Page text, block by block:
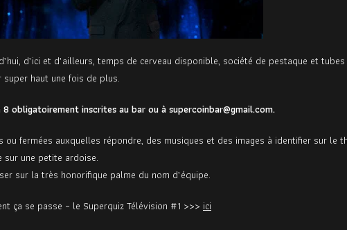
d’ici et d’ailleurs, temps de cerveau disponible, société de pestaque et
haut une fois de plus.
obligatoirement inscrites au bar ou à supercoinbar@gmail.com.
ou fermées auxquelles répondre, des musiques et des images à identifier sur le
une petite ardoise.
sur la très honorifique palme du nom d’équipe.
ça se passe – le Superquiz Télévision #1 >>> ici